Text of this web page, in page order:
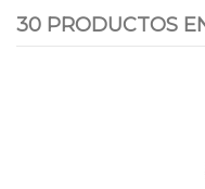
30 PRODUCTOS